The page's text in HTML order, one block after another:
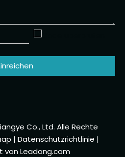
Co., Ltd. Alle Rechte
| Datenschutzrichtlinie |
von Leadong.com